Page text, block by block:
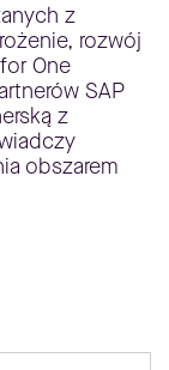
z
rozwój
One
SAP
z
obszarem